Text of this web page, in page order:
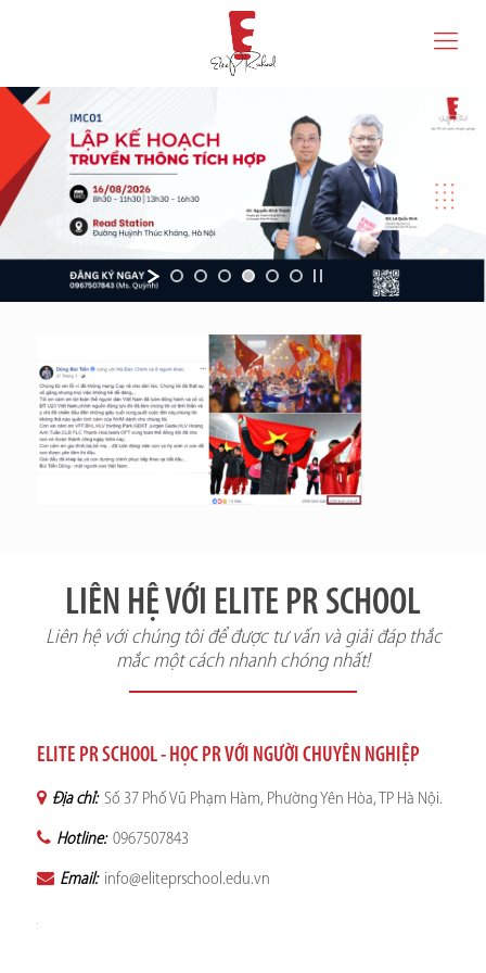
LIÊN HỆ VỚI ELITE PR SCHOOL
Liên hệ với chúng tôi để được tư vấn và giải đáp thắc
mắc một cách nhanh chóng nhất!
ELITE PR SCHOOL - HỌC PR VỚI NGƯỜI CHUYÊN NGHIỆP
Địa chỉ: Số 37 Phố Vũ Phạm Hàm, Phường Yên Hòa, TP Hà Nội.
Hotline: 0967507843
Email: info@eliteprschool.edu.vn